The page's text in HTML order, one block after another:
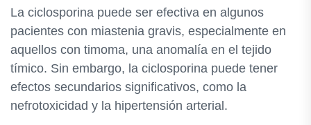
La ciclosporina puede ser efectiva en algunos
pacientes con miastenia gravis, especialmente en
aquellos con timoma, una anomalía en el tejido
tímico. Sin embargo, la ciclosporina puede tener
efectos secundarios significativos, como la
nefrotoxicidad y la hipertensión arterial.